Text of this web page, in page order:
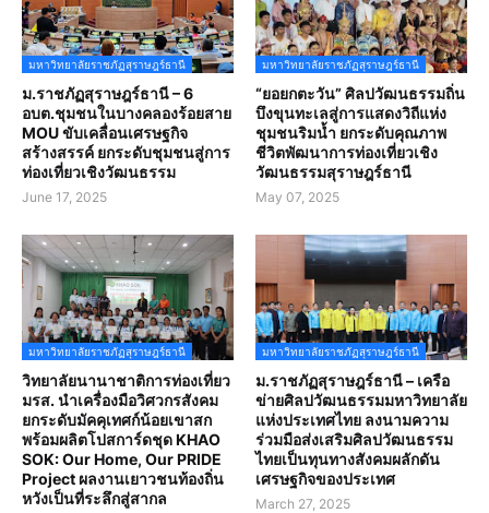
มหาวิทยาลัยราชภัฏสุราษฎร์ธานี
ม.ราชภัฏสุราษฎร์ธานี – 6
อบต.ชุมชนในบางคลองร้อยสาย
MOU ขับเคลื่อนเศรษฐกิจ
สร้างสรรค์ ยกระดับชุมชนสู่การ
ท่องเที่ยวเชิงวัฒนธรรม
June 17, 2025
มหาวิทยาลัยราชภัฏสุราษฎร์ธานี
“ยอยกตะวัน” ศิลปวัฒนธรรมถิ่น
บึงขุนทะเลสู่การแสดงวิถีแห่ง
ชุมชนริมน้ำ ยกระดับคุณภาพ
ชีวิตพัฒนาการท่องเที่ยวเชิง
วัฒนธรรมสุราษฎร์ธานี
May 07, 2025
มหาวิทยาลัยราชภัฏสุราษฎร์ธานี
วิทยาลัยนานาชาติการท่องเที่ยว
มรส. นำเครื่องมือวิศวกรสังคม
ยกระดับมัคคุเทศก์น้อยเขาสก
พร้อมผลิตโปสการ์ดชุด KHAO
SOK: Our Home, Our PRIDE
Project ผลงานเยาวชนท้องถิ่น
หวังเป็นที่ระลึกสู่สากล
มหาวิทยาลัยราชภัฏสุราษฎร์ธานี
ม.ราชภัฏสุราษฎร์ธานี – เครือ
ข่ายศิลปวัฒนธรรมมหาวิทยาลัย
แห่งประเทศไทย ลงนามความ
ร่วมมือส่งเสริมศิลปวัฒนธรรม
ไทยเป็นทุนทางสังคมผลักดัน
เศรษฐกิจของประเทศ
March 27, 2025